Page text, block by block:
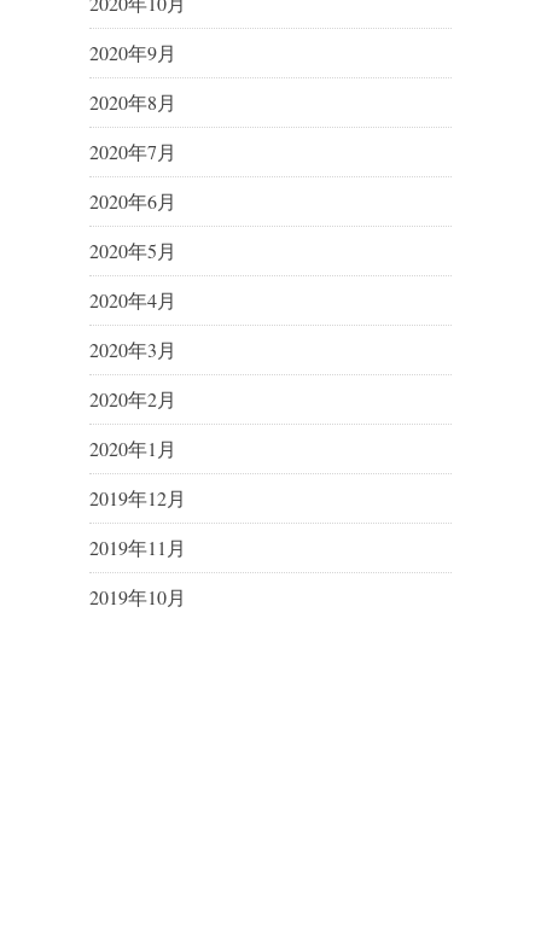
2020年9月
2020年8月
2020年7月
2020年6月
2020年5月
2020年4月
2020年3月
2020年2月
2020年1月
2019年12月
2019年11月
2019年10月